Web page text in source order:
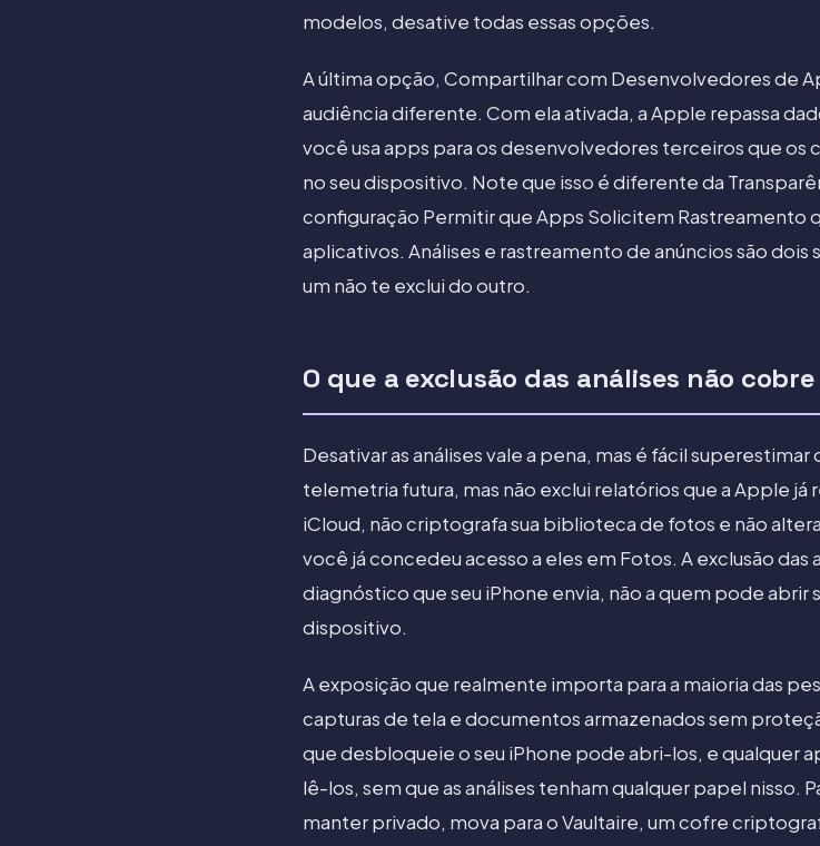
modelos, desative todas essas opções.
A última opção, Compartilhar com Desenvolvedores de
audiência diferente. Com ela ativada, a Apple repassa
você usa apps para os desenvolvedores terceiros que os
no seu dispositivo. Note que isso é diferente da
configuração Permitir que Apps Solicitem Rastreamento
aplicativos. Análises e rastreamento de anúncios são
um não te exclui do outro.
O que a exclusão das análises não cobre
Desativar as análises vale a pena, mas é fácil
telemetria futura, mas não exclui relatórios que a Apple
iCloud, não criptografa sua biblioteca de fotos e não
você já concedeu acesso a eles em Fotos. A exclusão
diagnóstico que seu iPhone envia, não a quem pode abrir
dispositivo.
A exposição que realmente importa para a maioria das
capturas de tela e documentos armazenados sem
que desbloqueie o seu iPhone pode abri-los, e qualquer
lê-los, sem que as análises tenham qualquer papel nisso.
manter privado, mova para o Vaultaire, um cofre